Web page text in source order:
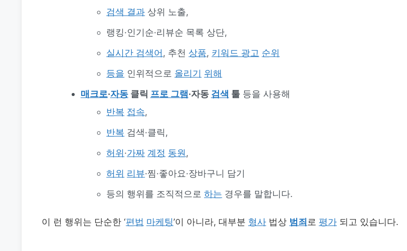
검색 결과 상위 노출,
랭킹·인기순·리뷰순 목록 상단,
실시간 검색어 , 추천 상품, 키워드 광고 순위
등을 인위적으로 올리기 위해
매크로·자동클릭 프로 그램·자동 검색 툴등을 사용해
반복 접속,
반복 검색·클릭,
허위·가짜 계정 동원 ,
허위 리뷰·찜·좋아요·장바구니 담기
등의 행위를 조직적으로하는 경우를 말합니다.
이 런 행위는 단순한 ‘편법 마케팅’이 아니라, 대부분 형사 법상 범죄 로 평가 되고 있습니다.